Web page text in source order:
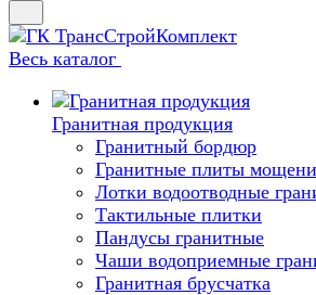
Весь каталог
Гранитная продукция
Гранитный бордюр
Гранитные плиты
Лотки водоотводные
Тактильные плитки
Пандусы гранитные
Чаши водоприемные
Гранитная брусчатка